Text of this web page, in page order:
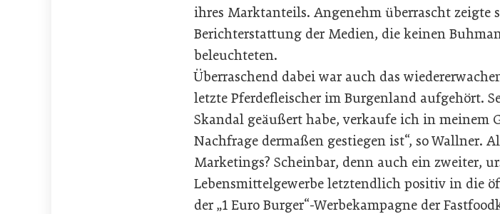
ihres Marktanteils. Angenehm überrascht zeigte
Berichterstattung der Medien, die keinen
beleuchteten.
Überraschend dabei war auch das
letzte Pferdefleischer im Burgenland aufgehört.
Skandal geäußert habe, verkaufe ich in meinem
Nachfrage dermaßen gestiegen ist“, so Wallner.
Marketings? Scheinbar, denn auch ein zweiter,
Lebensmittelgewerbe letztendlich positiv in die
der „1 Euro Burger“-Werbekampagne der